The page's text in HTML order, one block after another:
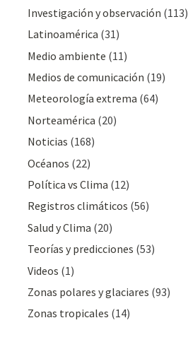
Investigación y observación (113)
Latinoamérica (31)
Medio ambiente (11)
Medios de comunicación (19)
Meteorologí­a extrema (64)
Norteamérica (20)
Noticias (168)
Océanos (22)
Polí­tica vs Clima (12)
Registros climáticos (56)
Salud y Clima (20)
Teorías y predicciones (53)
Videos (1)
Zonas polares y glaciares (93)
Zonas tropicales (14)